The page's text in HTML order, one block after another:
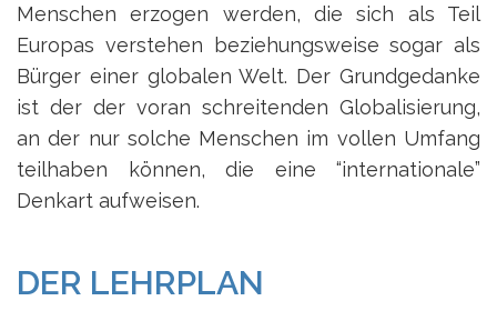
Menschen erzogen werden, die sich als Teil
Europas verstehen beziehungsweise sogar als
Bürger einer globalen Welt. Der Grundgedanke
ist der der voran schreitenden Globalisierung,
an der nur solche Menschen im vollen Umfang
teilhaben können, die eine “internationale”
Denkart aufweisen.
DER LEHRPLAN